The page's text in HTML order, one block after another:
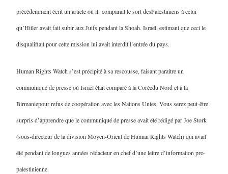
précédemment écrit un article où il comparait le sort desPalestiniens à celui
qu’Hitler avait fait subir aux Juifs pendant la Shoah. Israël, estimant que ceci le
disqualifiait pour cette mission lui avait interdit l’entrée du pays.
Human Rights Watch s’est précipité à sa rescousse, faisant paraître un
communiqué de presse où Israël était comparé à la Coréedu Nord et à la
Birmaniepour refus de coopération avec les Nations Unies. Vous serez peut-être
surpris d’apprendre que le communiqué de presse avait été rédigé par Joe Stork
(sous-directeur de la division Moyen-Orient de Human Rights Watch) qui avait
été pendant de longues années rédacteur en chef d’une lettre d’information pro-
palestinienne.